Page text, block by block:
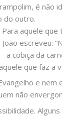
é não
do outro.
aquele
escreveu:
a cobiça da
que faz
e nem
não